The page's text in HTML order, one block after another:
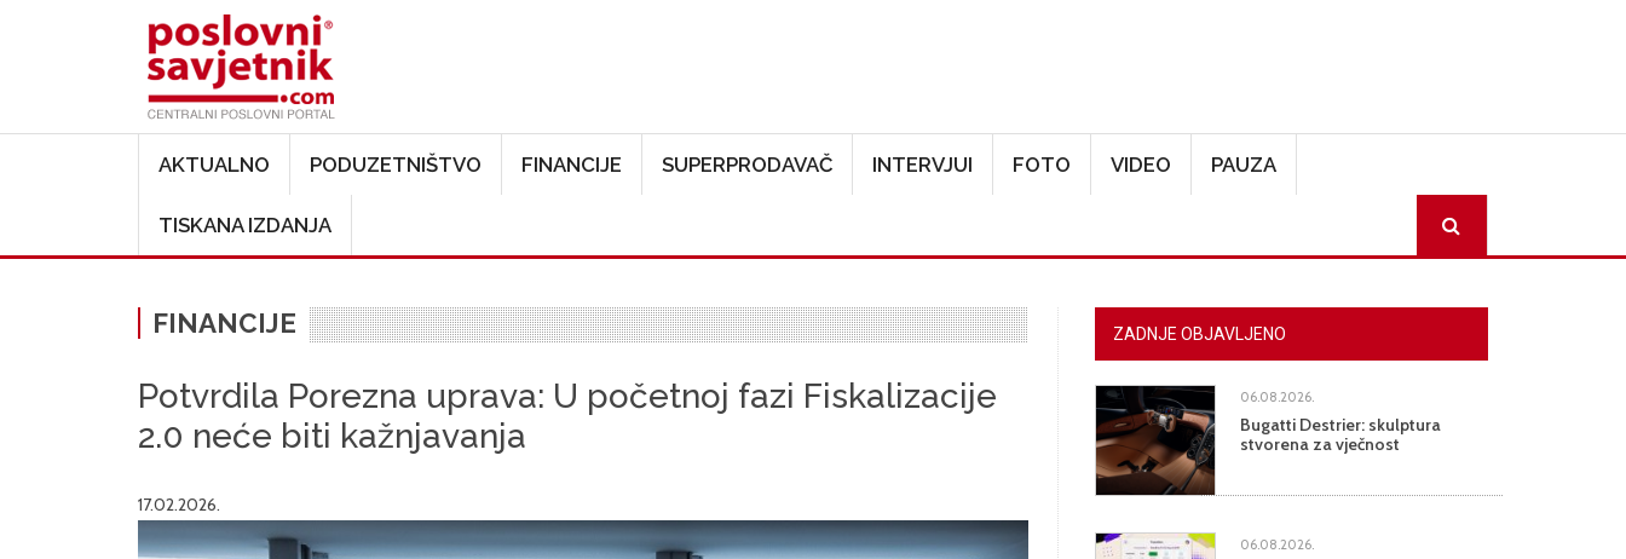
AKTUALNO PODUZETNIŠTVO FINANCIJE SUPERPRODAVAČ INTERVJUI FOTO VIDEO PAUZA
TISKANA IZDANJA
FINANCIJE
Potvrdila Porezna uprava: U početnoj fazi Fiskalizacije
2.0 neće biti kažnjavanja
17.02.2026.
ZADNJE OBJAVLJENO
06.08.2026.
Bugatti Destrier: skulptura
stvorena za vječnost
06.08.2026.